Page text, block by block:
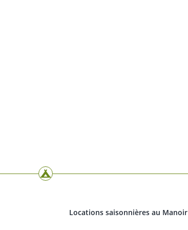
Locations saisonnières au Manoir